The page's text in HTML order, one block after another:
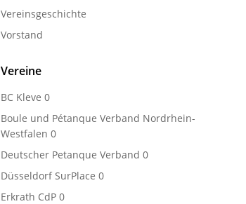
Vereinsgeschichte
Vorstand
Vereine
BC Kleve 0
Boule und Pétanque Verband Nordrhein-
Westfalen 0
Deutscher Petanque Verband 0
Düsseldorf SurPlace 0
Erkrath CdP 0